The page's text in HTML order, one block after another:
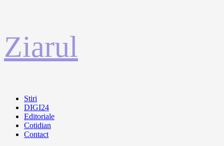
la
conținut
Ziarul
Primary
Menu
Stiri
DIGI24
Editoriale
Cotidian
Contact